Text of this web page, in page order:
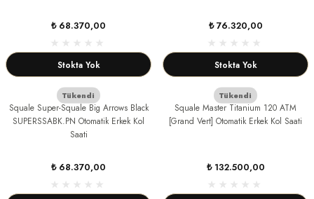
₺ 68.370,00
Stokta Yok
₺ 76.320,00
Stokta Yok
Tükendi
Squale Super-Squale Big Arrows Black
SUPERSSABK.PN Otomatik Erkek Kol
Saati
₺ 68.370,00
Tükendi
Squale Master Titanium 120 ATM
[Grand Vert] Otomatik Erkek Kol Saati
₺ 132.500,00